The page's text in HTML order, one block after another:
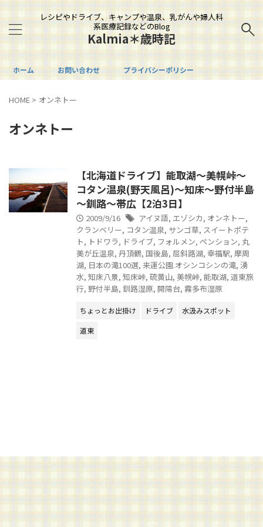
レシピやドライブ、キャンプや温泉、乳がんや婦人科
系医療記録などのBlog
Kalmia＊歳時記
ホーム お問い合わせ プライバシーポリシー
HOME > オンネトー
オンネトー
【北海道ドライブ】能取湖～美幌峠～
コタン温泉(野天風呂)～知床～野付半島
～釧路～帯広【2泊3日】
2009/9/16 アイヌ語, エゾシカ, オンネトー,
クランベリー, コタン温泉, サンゴ草, スイートポテ
ト, トドワラ, ドライブ, フォルメン, ペンション, 丸
美が丘温泉, 丹頂鶴, 国後島, 屈斜路湖, 幸福駅, 摩周
湖, 日本の滝100選, 来運公園.オシンコシンの滝, 湧
水, 知床八景, 知床峠, 硫黄山, 美幌峠, 能取湖, 道東旅
行, 野付半島, 釧路湿原, 開陽台, 霧多布湿原
ちょっとお出掛け ドライブ
水汲みスポット
道東